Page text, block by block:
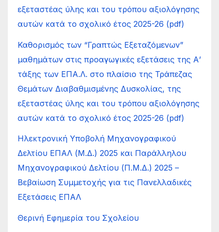
εξεταστέας ύλης και του τρόπου αξιολόγησης
αυτών κατά το σχολικό έτος 2025-26 (pdf)
Καθορισμός των “Γραπτώς Εξεταζόμενων”
μαθημάτων στις προαγωγικές εξετάσεις της Α’
τάξης των ΕΠΑ.Λ. στο πλαίσιο της Τράπεζας
Θεμάτων Διαβαθμισμένης Δυσκολίας, της
εξεταστέας ύλης και του τρόπου αξιολόγησης
αυτών κατά το σχολικό έτος 2025-26 (pdf)
Ηλεκτρονική Υποβολή Μηχανογραφικού
Δελτίου ΕΠΑΛ (Μ.Δ.) 2025 και Παράλληλου
Μηχανογραφικού Δελτίου (Π.Μ.Δ.) 2025 –
Βεβαίωση Συμμετοχής για τις Πανελλαδικές
Εξετάσεις ΕΠΑΛ
Θερινή Εφημερία του Σχολείου